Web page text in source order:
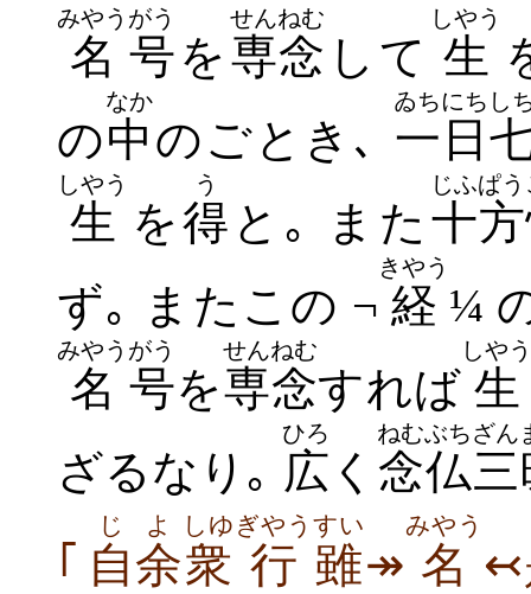
名
みやう
号
がう
を 専念
せんねむ
して 生
しやう
の中
なか
のごとき､ 一日
ゐちにち し
生
しやう
を得
う
と｡ また 十方
じふぱう
ず｡ またこの ¬ 経
きやう
¼
名
みやう
号
がう
を専念
せんねむ
すれば 生
しやう
ざるなり｡ 広
ひろ
く 念仏
ねむぶちざん
｢ 自余
じよ
衆
しゆ
行
ぎやう
雖
すい
↠ 名
みやう
↢